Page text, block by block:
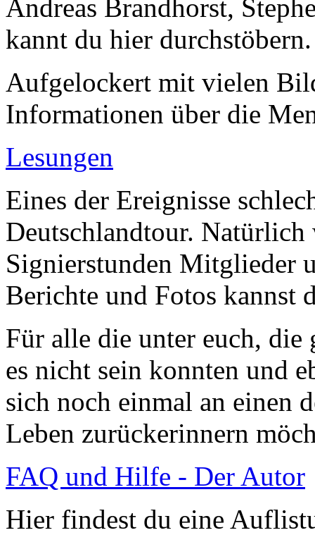
Andreas Brandhorst,
kannt du hier durchstöbern.
Aufgelockert mit vielen
Informationen über die
Lesungen
Eines der Ereignisse
Deutschlandtour. Natürlich
Signierstunden Mitglieder
Berichte und Fotos kannst
Für alle die unter euch, die
es nicht sein konnten und
sich noch einmal an einen
Leben zurückerinnern
FAQ und Hilfe - Der Autor
Hier findest du eine